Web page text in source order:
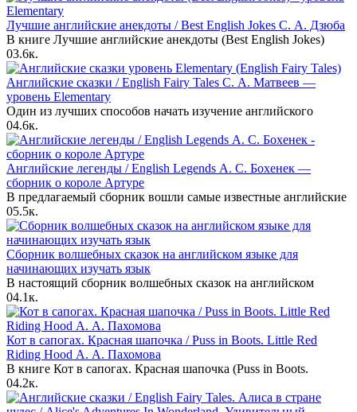
Лучшие английские анекдоты / Best English Jokes С. А. Дзюба
В книге Лучшие английские анекдоты (Best English Jokes)
03.6к.
Английские сказки / English Fairy Tales С. А. Матвеев —
уровень Elementary
Один из лучших способов начать изучение английского
04.6к.
Английские легенды / English Legends А. С. Бохенек —
сборник о короле Артуре
В предлагаемый сборник вошли самые известные английские
05.5к.
Сборник волшебных сказок на английском языке для
начинающих изучать язык
В настоящий сборник волшебных сказок на английском
04.1к.
Кот в сапогах. Красная шапочка / Puss in Boots. Little Red
Riding Hood А. А. Пахомова
В книге Кот в сапогах. Красная шапочка (Puss in Boots.
04.2к.